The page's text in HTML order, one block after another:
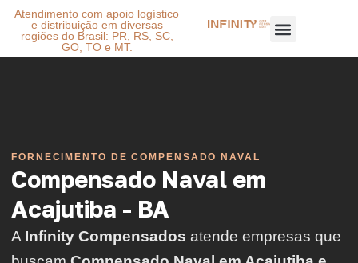
Atendimento com apoio logístico
e distribuição em diversas
regiões do Brasil: PR, RS, SC,
GO, TO e MT.
FORNECIMENTO DE COMPENSADO NAVAL
Compensado Naval em
Acajutiba - BA
A Infinity Compensados atende empresas que